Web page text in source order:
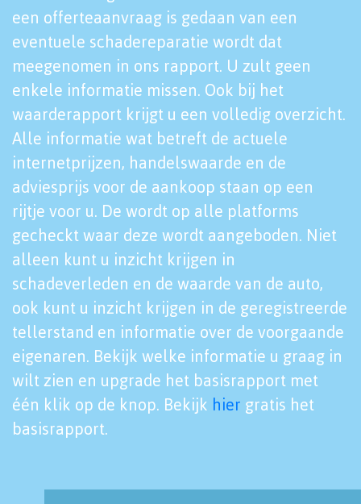
een offerteaanvraag is gedaan van een
eventuele schadereparatie wordt dat
meegenomen in ons rapport. U zult geen
enkele informatie missen. Ook bij het
waarderapport krijgt u een volledig overzicht.
Alle informatie wat betreft de actuele
internetprijzen, handelswaarde en de
adviesprijs voor de aankoop staan op een
rijtje voor u. De wordt op alle platforms
gecheckt waar deze wordt aangeboden. Niet
alleen kunt u inzicht krijgen in
schadeverleden en de waarde van de auto,
ook kunt u inzicht krijgen in de geregistreerde
tellerstand en informatie over de voorgaande
eigenaren. Bekijk welke informatie u graag in
wilt zien en upgrade het basisrapport met
één klik op de knop. Bekijk hier gratis het
basisrapport.